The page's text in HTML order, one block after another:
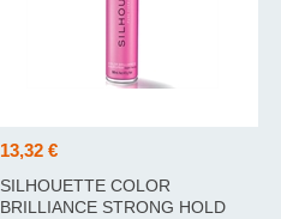
13,32 €
SILHOUETTE COLOR
BRILLIANCE STRONG HOLD